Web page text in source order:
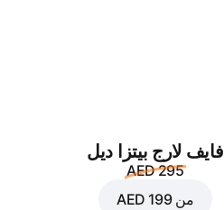
فايف لارج بيتزا ديل
AED 295
منAED 199